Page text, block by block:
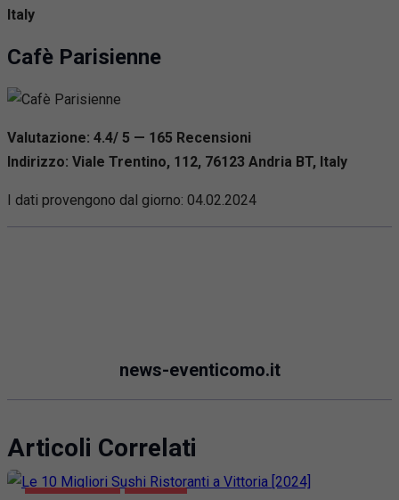
Italy
Cafè Parisienne
Valutazione: 4.4/ 5 — 165 Recensioni
Indirizzo: Viale Trentino, 112, 76123 Andria BT, Italy
I dati provengono dal giorno: 04.02.2024
news-eventicomo.it
Articoli Correlati